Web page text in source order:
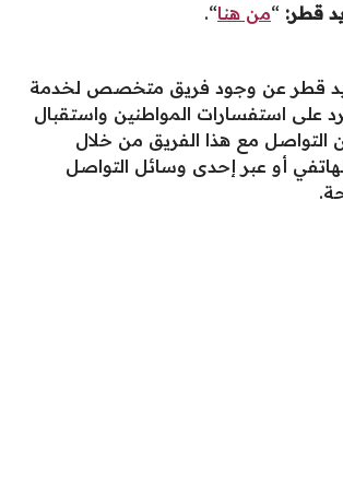
قطر: “من هنا“.
قطر عن وجود فريق متخصص لخدمة
على استفسارات المواطنين واستقبال
التواصل مع هذا الفريق من خلال
أو عبر إحدى وسائل التواصل